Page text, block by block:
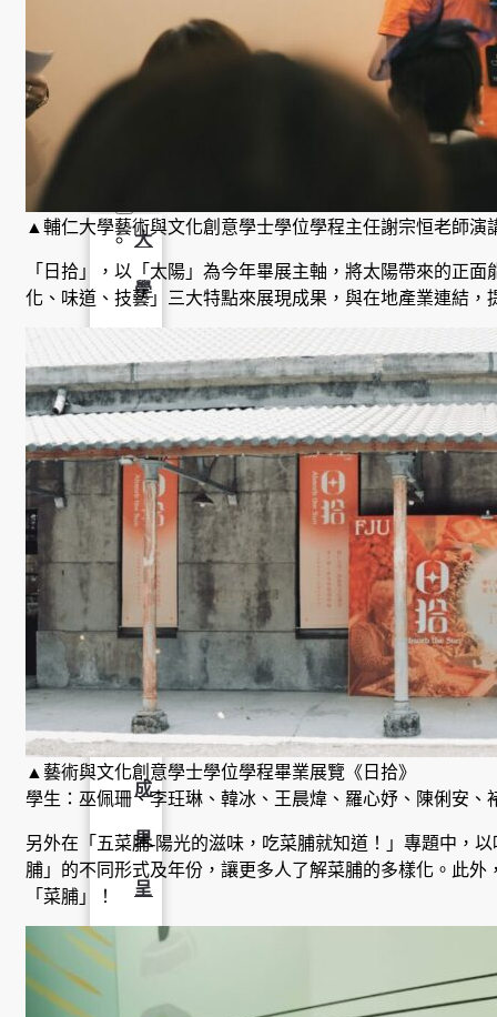
招生資
訊
成果發
大
學
會
責
任
USR
專
區
學
生
成
果
呈
▲ 輔仁大學藝術與文化創意學士學位學程主任謝宗恒老師演
「日拾」，以「太陽」為今年畢展主軸，將太陽帶來的正
化、味道、技藝」三大特點來展現成果，與在地產業連結
▲藝術與文化創意學士學位學程畢業展覽《日拾》
學生：巫佩珊、李玨琳、韓冰、王晨煒、羅心妤、陳俐安、
另外在「五菜脯-陽光的滋味，吃菜脯就知道！」專題中，
脯」的不同形式及年份，讓更多人了解菜脯的多樣化。此
「菜脯」！